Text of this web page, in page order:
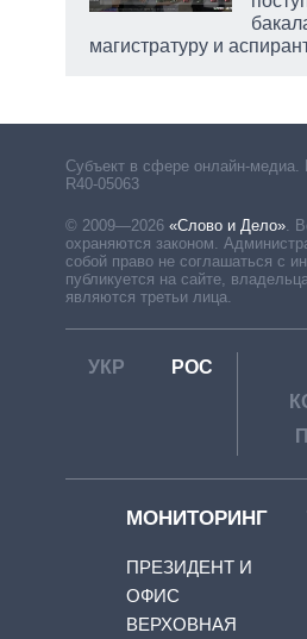
магистратуру и
Субъект в сфере онлайн-медиа.
R40-05063
© 2009—2026 «Слово и Дело»
охраняются законом.
собой право не соглашаться с
публикуется на сайте,
являются третьи лица.
УКР РОС
МОНИТОРИНГ
ПРЕЗИДЕНТ И
ОФИС
ВЕРХОВНАЯ